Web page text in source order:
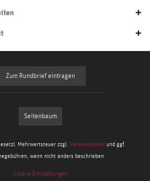
Zum Rundbrief eintragen
Seitenbaum
Mehrwertsteuer zzgl. Versandkosten und ggf.
wenn nicht anders beschrieben
Cookie-Einstellungen